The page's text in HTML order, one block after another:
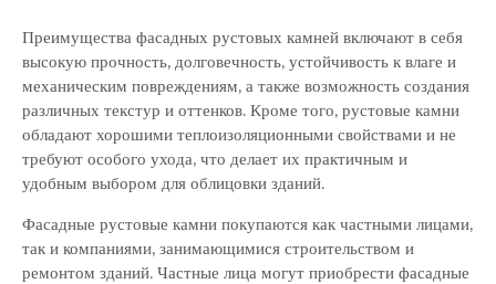
Преимущества фасадных рустовых камней включают в себя
высокую прочность, долговечность, устойчивость к влаге и
механическим повреждениям, а также возможность создания
различных текстур и оттенков. Кроме того, рустовые камни
обладают хорошими теплоизоляционными свойствами и не
требуют особого ухода, что делает их практичным и
удобным выбором для облицовки зданий.
Фасадные рустовые камни покупаются как частными лицами,
так и компаниями, занимающимися строительством и
ремонтом зданий. Частные лица могут приобрести фасадные